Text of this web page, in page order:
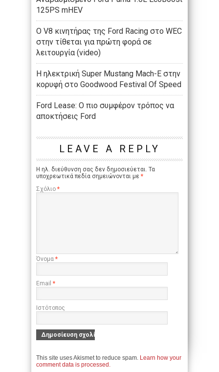
125PS mHEV
O V8 κινητήρας της Ford Racing στο WEC
στην τίθεται για πρώτη φορά σε
λειτουργία (video)
Η ηλεκτρική Super Mustang Mach-E στην
κορυφή στο Goodwood Festival Of Speed
Ford Lease: Ο πιο συμφέρον τρόπος να
αποκτήσεις Ford
LEAVE A REPLY
Η ηλ. διεύθυνση σας δεν δημοσιεύεται. Τα
υποχρεωτικά πεδία σημειώνονται με *
Σχόλιο *
Όνομα *
Email *
Ιστότοπος
This site uses Akismet to reduce spam. Learn how your
comment data is processed.